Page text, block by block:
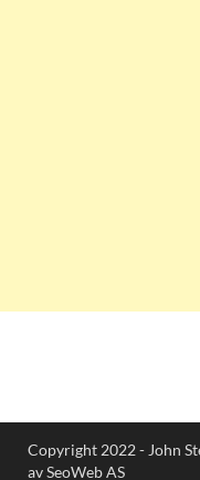
Copyright 2022 - John
av SeoWeb AS